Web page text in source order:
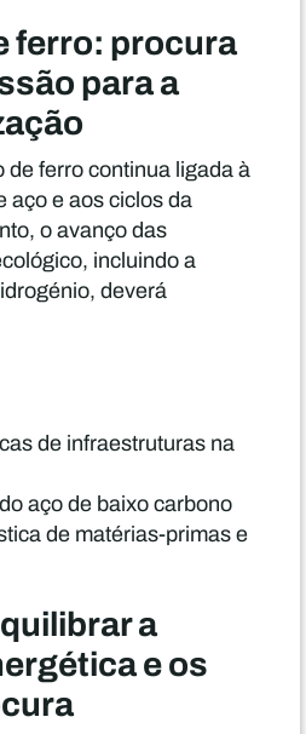
ferro: procura
para a
ferro continua ligada à
aço e aos ciclos da
o avanço das
incluindo a
deverá
de infraestruturas na
aço de baixo carbono
de matérias-primas e
a
e os